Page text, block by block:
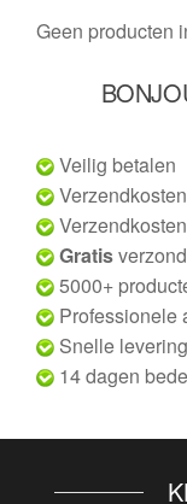
Geen producten
Veilig betalen
Gratis
5000+
Professionele
Snelle levering
14 dagen